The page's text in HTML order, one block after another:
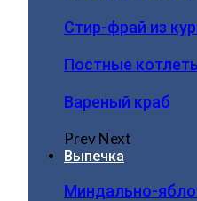
Стир-фрай из
Постные
Вареный краб
PrevNext
Выпечка
Миндально-